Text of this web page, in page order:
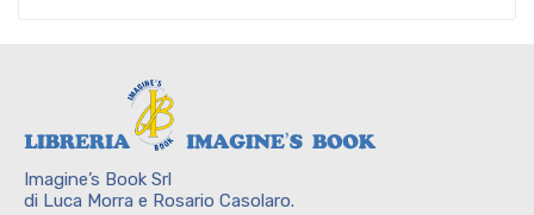
Imagine’s Book Srl
di Luca Morra e Rosario Casolaro.